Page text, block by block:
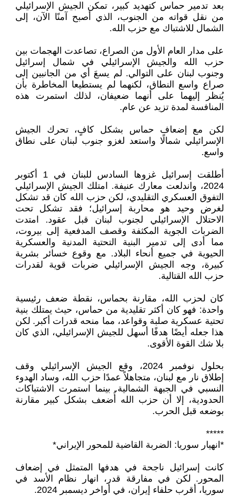
بعد تدمير حماس كتهديد كبير، تمكن الجيش الإسرائيلي
من نقل قواته من الجنوب، الذي أصبح آمنًا الآن، إلى
الشمال للاشتباك مع حزب الله.
على مدار العام الأول من الصراع، تصاعدت الهجمات بين
حزب الله والجيش الإسرائيلي في شمال إسرائيل
وجنوب لبنان على التوالي. لم يسعَ أي من الجانبين إلى
صراع واسع النطاق، لكنهما لم يستطيعا المخاطرة بأن
يُنظر إليهما على أنهما ضعيفان، لذلك استمرت هذه
المنافسة لمدة تزيد عن عام.
لكن مع إضعاف حماس بشكل كافٍ، تحرك الجيش
الإسرائيلي شمالًا واستعد لغزو جنوب لبنان على نطاق
واسع.
أطلقت إسرائيل غزوها السادس للبنان في 1 أكتوبر
2024، واندلعت معارك عنيفة. امتلك الجيش الإسرائيلي
التفوق العسكري التقليدي، لكن حزب الله كان قد تشكل
لغرض وحيد هو محاربة إسرائيل؛ فقد تشكل تحت
الاحتلال الإسرائيلي لجنوب لبنان قبل عقود. امتدت
الضربات الجوية المكثفة وقصف المدفعية إلى بيروت،
مما أدى إلى تدمير البنية التحتية المدنية والعسكرية
الحيوية في جميع أنحاء البلاد. مع وقوع خسائر بشرية
كبيرة، وجه الجيش الإسرائيلي ضربات قوية لقدرات
حزب الله القتالية.
كان لحزب الله، مقارنة بحماس، نقطة ضعف رئيسية
واحدة: فهو كان أكثر تقليدية من حماس، حيث يمتلك بنية
تحتية عسكرية صلبة وقواعد، مما منحه قدرات أكبر. لكن
هذا جعله أيضًا هدفًا أسهل للجيش الإسرائيلي، الذي كان
بلا شك القوة الأقوى.
بحلول نوفمبر 2024، وقع الجيش الإسرائيلي وقف
إطلاق نار مع لبنان، متجاهلاً عمدًا حزب الله، وساد الهدوء
النسبي في الجبهة الشمالية. بينما استمرت الاشتباكات
الحدودية، إلا أن حزب الله أُضعف بشكل كبير مقارنة
بوضعه قبل الحرب.
*****
*انهيار سوريا: الضربة القاضية للمحور الإيراني*
كانت إسرائيل ناجحة في هدفها المتمثل في إضعاف
المحور. لكن في مفارقة قدر، انهار نظام الأسد في
سوريا، أقرب حلفاء إيران، في أواخر ديسمبر 2024.